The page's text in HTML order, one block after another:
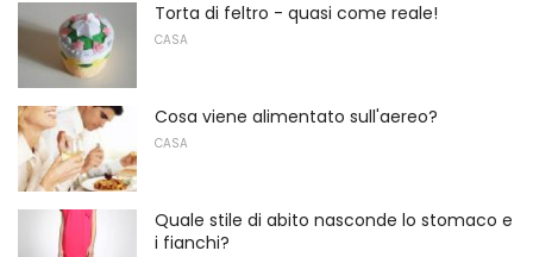
Torta di feltro - quasi come reale!
CASA
Cosa viene alimentato sull'aereo?
CASA
Quale stile di abito nasconde lo stomaco e
i fianchi?